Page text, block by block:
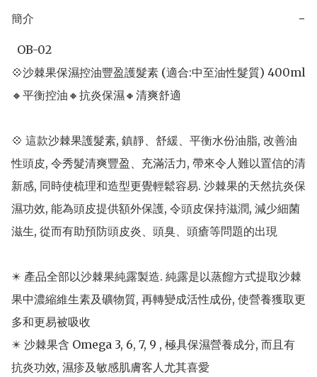
簡介 −
💠沙棘果保濕控油豐盈護髮素 (適合:中至油性髮質) 400ml
🔸平衡控油🔸抗炎保濕🔸清爽舒適
💠 這款沙棘果護髮素, 鎮靜、舒緩、平衡水份油脂, 改善油
性頭皮, 令秀髮清爽豐盈、充滿活力, 帶來令人難以置信的清
新感, 同時使梳理和造型更覺輕鬆容易. 沙棘果的天然抗炎保
濕功效, 能為頭皮提供額外保護, 令頭皮保持滋潤, 減少細菌
滋生, 從而有助預防頭皮炎、頭臭、頭瘡等問題的出現
✴️ 產品全部以沙棘果純露製造. 純露是以蒸餾方式提取沙棘
果中濃縮維生素及礦物質, 再轉變成活性成份, 使營養獲取更
多和更易被吸收
✴️ 沙棘果含 Omega 3, 6, 7, 9 , 極具保濕營養成分, 而且有
抗炎功效, 濕疹及敏感肌膚客人尤其喜愛